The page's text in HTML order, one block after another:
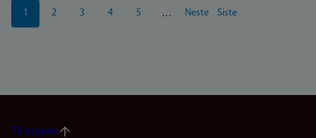
Sider
Nåværende
side
1 Side
2 Side
3 Side
4 Side
5 …
Neste
Neste
Siste
Siste
Til toppen